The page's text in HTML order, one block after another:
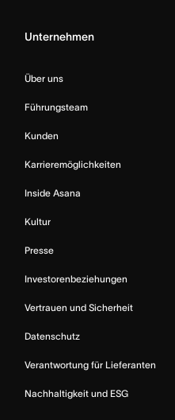
Unternehmen
Über uns
Führungsteam
Kunden
Karrieremöglichkeiten
Inside Asana
Kultur
Presse
Investorenbeziehungen
Vertrauen und Sicherheit
Datenschutz
Verantwortung für Lieferanten
Nachhaltigkeit und ESG